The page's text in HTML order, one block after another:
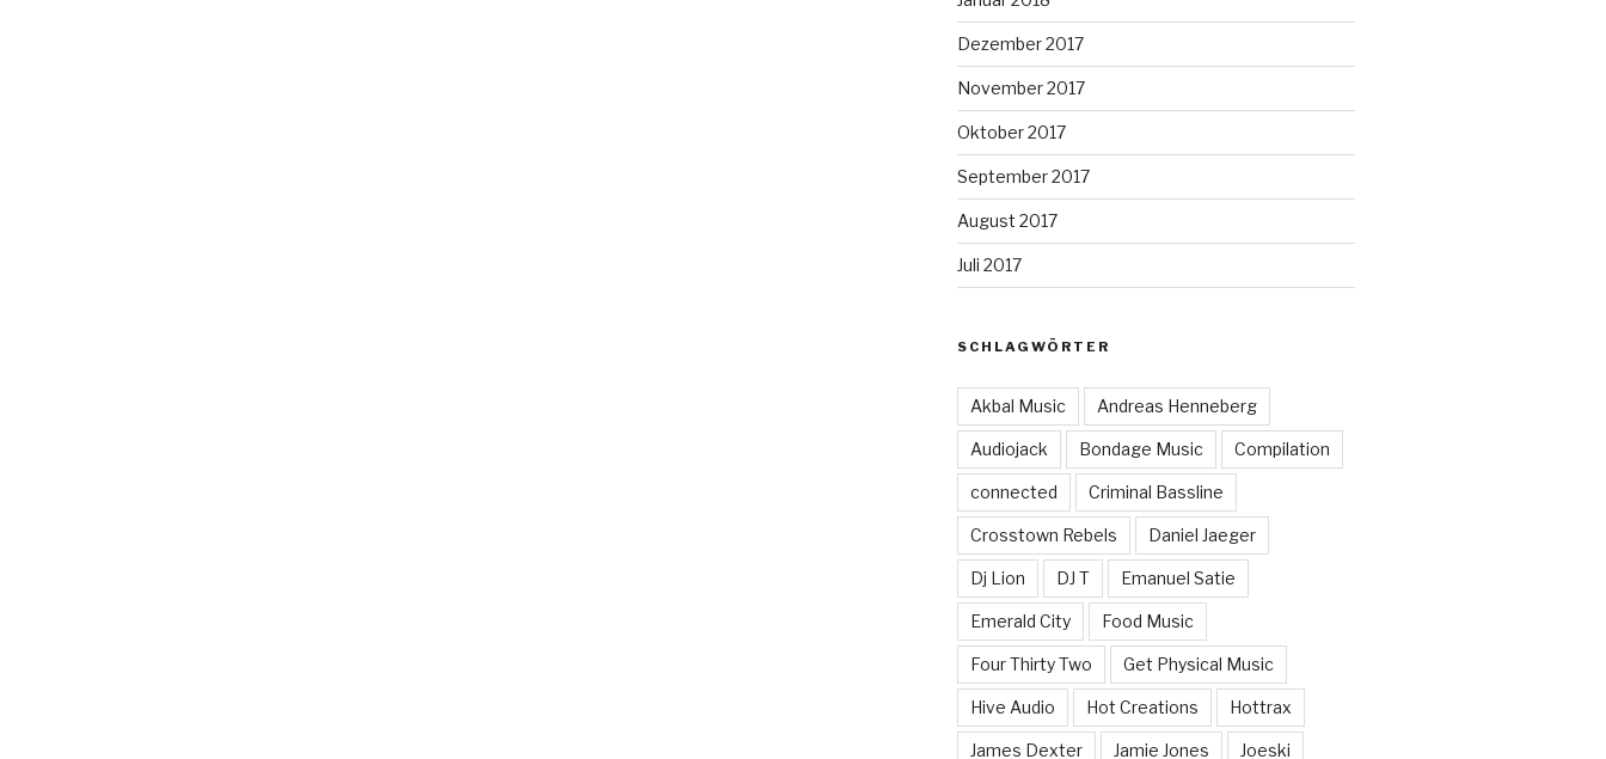
Dezember 2017
November 2017
Oktober 2017
September 2017
August 2017
Juli 2017
SCHLAGWÖRTER
Akbal Music Andreas Henneberg
Audiojack Bondage Music Compilation
connected Criminal Bassline
Crosstown Rebels Daniel Jaeger
Dj Lion DJ T Emanuel Satie
Emerald City Food Music
Four Thirty Two Get Physical Music
Hive Audio Hot Creations Hottrax
James Dexter Jamie Jones Joeski